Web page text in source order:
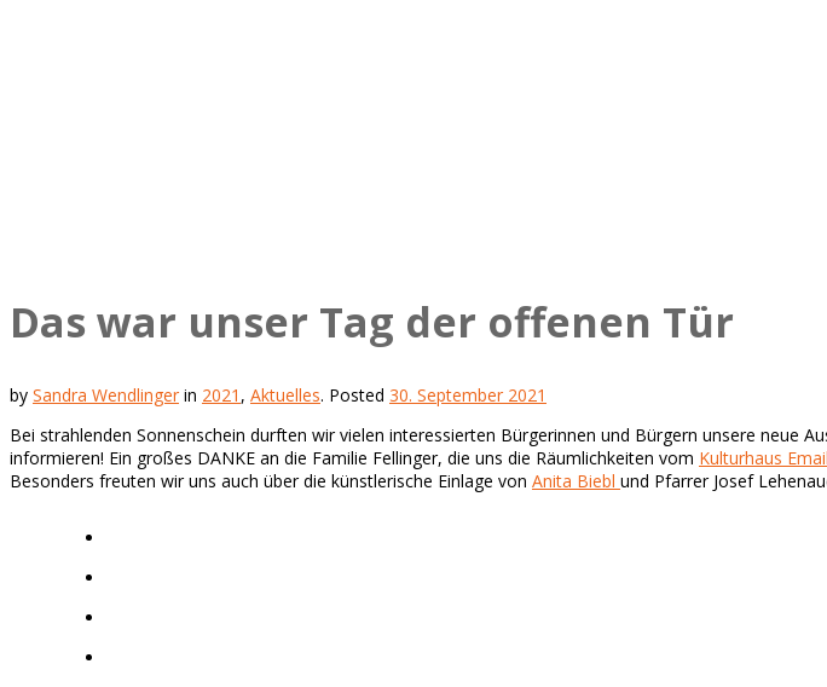
Das war unser Tag der offenen Tür
by Sandra Wendlinger in 2021 , Aktuelles. Posted 30. September 2021
Bei strahlenden Sonnenschein durften wir vielen interessierten Bürgerinnen und Bürgern unsere neue
informieren! Ein großes DANKE an die Familie Fellinger, die uns die Räumlichkeiten vom Kulturhaus
Besonders freuten wir uns auch über die künstlerische Einlage von Anita Biebl und Pfarrer Josef